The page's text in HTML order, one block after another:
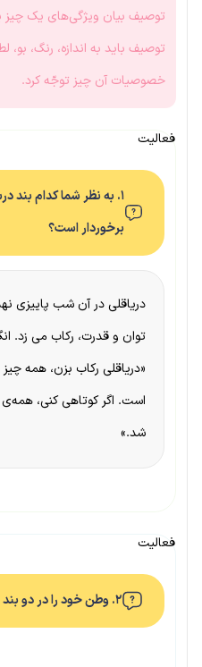
توصیف بیان ویژگی‌های یک چیز
توصیف باید به اندازه، رنگ، بو،
خصوصیات آن چیز توجّه کرد.
فعالیت
۱. به نظر شما کدام بند
برخوردار است؟
توان و قدرت، رکاب می زد.
«دریاقلی رکاب بزن، همه
است. اگر کوتاهی کنی، همه‌ی
شد.»
فعالیت
۲. وطن خود را در دو بند توصیف کنید.